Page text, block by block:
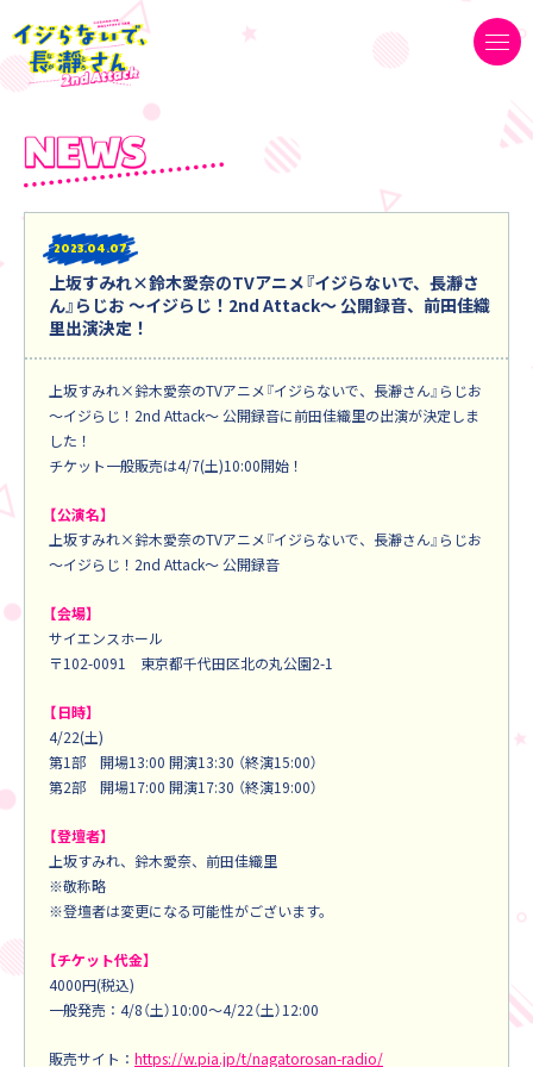
2023 04.07
上坂すみれ×鈴木愛奈のTVアニメ『イジらないで、長瀞さ
ん』らじお ～イジらじ！2nd Attack～ 公開録音、前田佳織
里出演決定！
上坂すみれ×鈴木愛奈のTVアニメ『イジらないで、長瀞さん』らじお
～イジらじ！2nd Attack～ 公開録音に前田佳織里の出演が決定しま
した！
チケット一般販売は4/7(土)10:00開始！
【公演名】
上坂すみれ×鈴木愛奈のTVアニメ『イジらないで、長瀞さん』らじお
～イジらじ！2nd Attack～ 公開録音
【会場】
サイエンスホール
〒102-0091 東京都千代田区北の丸公園2-1
【日時】
4/22(土)
第1部 開場13:00 開演13:30 （終演15:00）
第2部 開場17:00 開演17:30 （終演19:00）
【登壇者】
上坂すみれ、鈴木愛奈、前田佳織里
※敬称略
※登壇者は変更になる可能性がございます。
【チケット代金】
4000円(税込)
一般発売：4/8（土）10:00～4/22（土）12:00
販売サイト： https://w.pia.jp/t/nagatorosan-radio/